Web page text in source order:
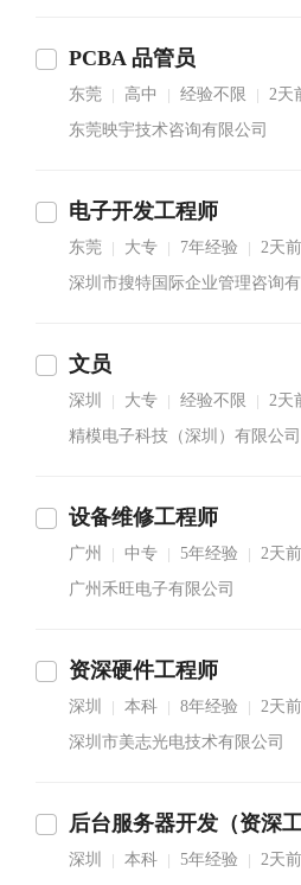
PCBA 品管员
东莞 高中 经验不限
2天
东莞映宇技术咨询有限公司
电子开发工程师
东莞 大专 7年经验
2天
深圳市搜特国际企业管理咨询有
文员
深圳 大专 经验不限
2天
精模电子科技（深圳）有限公司
设备维修工程师
广州 中专 5年经验
2天
广州禾旺电子有限公司
资深硬件工程师
深圳 本科 8年经验
2天
深圳市美志光电技术有限公司
深圳 本科 5年经验
2天